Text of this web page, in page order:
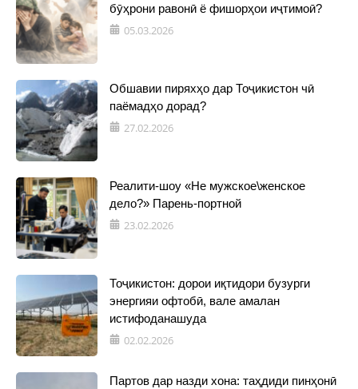
бӯҳрони равонӣ ё фишорҳои иҷтимоӣ?
05.03.2026
Обшавии пиряхҳо дар Тоҷикистон чӣ
паёмадҳо дорад?
27.02.2026
Реалити-шоу «Не мужское\женское
дело?» Парень-портной
23.02.2026
Тоҷикистон: дорои иқтидори бузурги
энергияи офтобӣ, вале амалан
истифоданашуда
02.02.2026
Партов дар назди хона: таҳдиди пинҳонӣ